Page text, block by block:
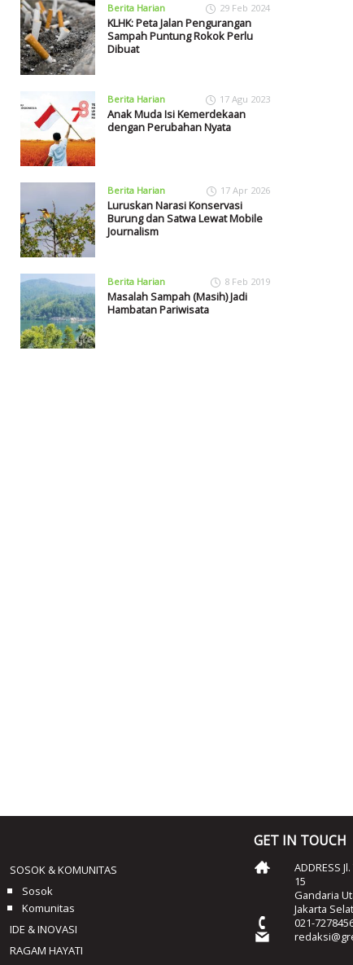
Berita Harian 29 Feb 2024
KLHK: Peta Jalan Pengurangan
Sampah Puntung Rokok Perlu
Dibuat
Berita Harian 17 Agu 2023
Anak Muda Isi Kemerdekaan
dengan Perubahan Nyata
Berita Harian 17 Apr 2026
Luruskan Narasi Konservasi
Burung dan Satwa Lewat Mobile
Journalism
Berita Harian 8 Feb 2019
Masalah Sampah (Masih) Jadi
Hambatan Pariwisata
SOSOK & KOMUNITAS
Sosok
Komunitas
IDE & INOVASI
RAGAM HAYATI
GET IN TOUCH
ADDRESS
15
Gandaria
Jakarta
021-